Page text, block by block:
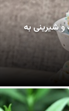
و شیرینی به